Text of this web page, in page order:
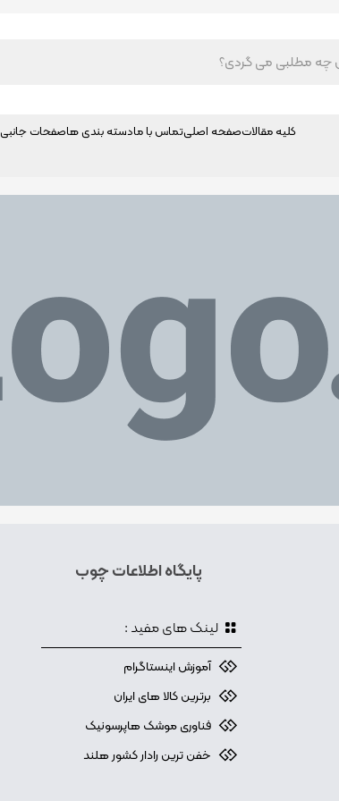
کلیه مقالاتصفحه اصلیتماس با مادسته بندی هاصفحات جانبی
پایگاه اطلاعات چوب
لینک های مفید :
آموزش اینستاگرام
برترین کالا های ایران
فناوری موشک هاپرسونیک
خفن ترین رادار کشور هلند